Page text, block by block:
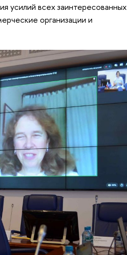
усилий всех заинтересованных
организации и